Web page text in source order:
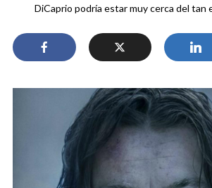
DiCaprio podría estar muy cerca del tan